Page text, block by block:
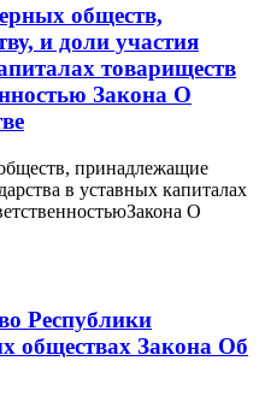
обществ,
и доли участия
товариществ
Закона О
принадлежащие
в уставных капиталах
О
Республики
обществах Закона Об